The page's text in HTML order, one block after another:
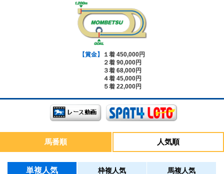
【賞金】
１着 450,000円
２着 90,000円
３着 68,000円
４着 45,000円
５着 22,000円
馬番順 人気順
単複人気 枠複人気 馬複人気